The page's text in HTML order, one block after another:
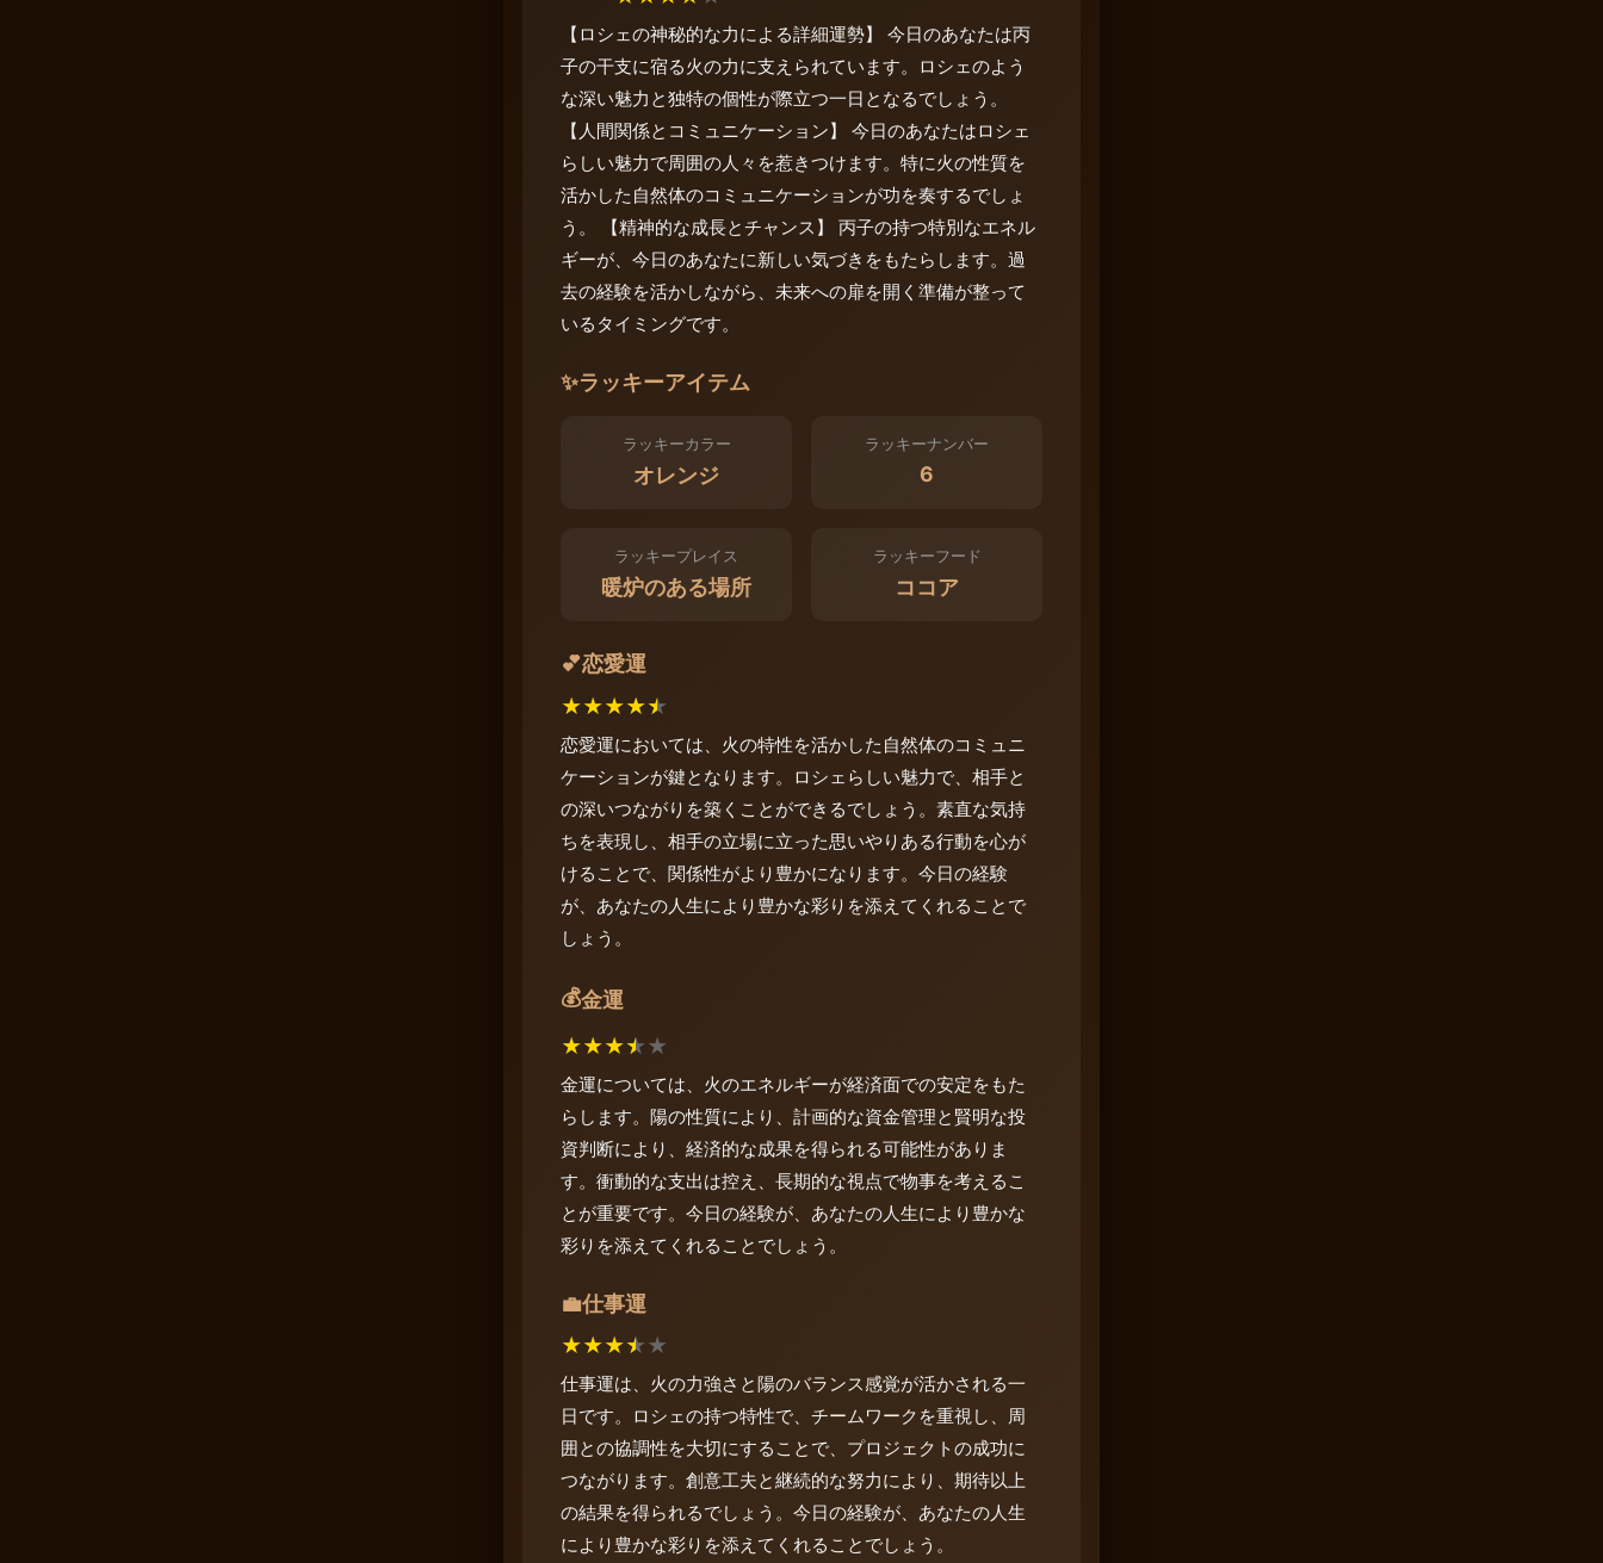
【ロシェの神秘的な力による詳細運勢】 今日のあなたは丙
子の干支に宿る火の力に支えられています。ロシェのよう
な深い魅力と独特の個性が際立つ一日となるでしょう。
【人間関係とコミュニケーション】 今日のあなたはロシェ
らしい魅力で周囲の人々を惹きつけます。特に火の性質を
活かした自然体のコミュニケーションが功を奏するでしょ
う。 【精神的な成長とチャンス】 丙子の持つ特別なエネル
ギーが、今日のあなたに新しい気づきをもたらします。過
去の経験を活かしながら、未来への扉を開く準備が整って
いるタイミングです。
✨ラッキーアイテム
ラッキーカラー
オレンジ
ラッキーナンバー
6
ラッキープレイス
暖炉のある場所
ラッキーフード
ココア
💕恋愛運
★★★★★
恋愛運においては、火の特性を活かした自然体のコミュニ
ケーションが鍵となります。ロシェらしい魅力で、相手と
の深いつながりを築くことができるでしょう。素直な気持
ちを表現し、相手の立場に立った思いやりある行動を心が
けることで、関係性がより豊かになります。今日の経験
が、あなたの人生により豊かな彩りを添えてくれることで
しょう。
💰金運
★★★★★
金運については、火のエネルギーが経済面での安定をもた
らします。陽の性質により、計画的な資金管理と賢明な投
資判断により、経済的な成果を得られる可能性がありま
す。衝動的な支出は控え、長期的な視点で物事を考えるこ
とが重要です。今日の経験が、あなたの人生により豊かな
彩りを添えてくれることでしょう。
💼仕事運
★★★★★
仕事運は、火の力強さと陽のバランス感覚が活かされる一
日です。ロシェの持つ特性で、チームワークを重視し、周
囲との協調性を大切にすることで、プロジェクトの成功に
つながります。創意工夫と継続的な努力により、期待以上
の結果を得られるでしょう。今日の経験が、あなたの人生
により豊かな彩りを添えてくれることでしょう。